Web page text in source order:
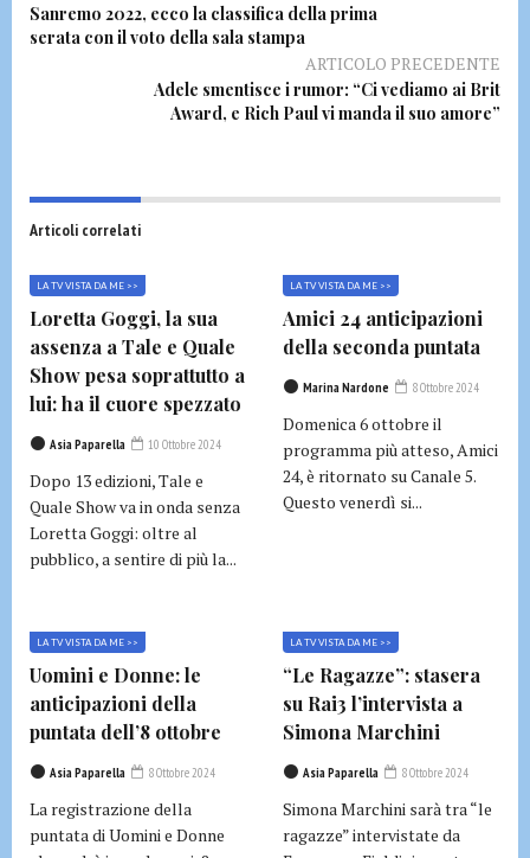
Sanremo 2022, ecco la classifica della prima
serata con il voto della sala stampa
ARTICOLO PRECEDENTE
Adele smentisce i rumor: “Ci vediamo ai Brit
Award, e Rich Paul vi manda il suo amore”
Articoli correlati
LA TV VISTA DA ME >>
Loretta Goggi, la sua
assenza a Tale e Quale
Show pesa soprattutto a
lui: ha il cuore spezzato
Asia Paparella 10 Ottobre 2024
Dopo 13 edizioni, Tale e
Quale Show va in onda senza
Loretta Goggi: oltre al
pubblico, a sentire di più la...
LA TV VISTA DA ME >>
Amici 24 anticipazioni
della seconda puntata
Marina Nardone 8 Ottobre 2024
Domenica 6 ottobre il
programma più atteso, Amici
24, è ritornato su Canale 5.
Questo venerdì si...
LA TV VISTA DA ME >>
Uomini e Donne: le
anticipazioni della
puntata dell’8 ottobre
Asia Paparella 8 Ottobre 2024
La registrazione della
puntata di Uomini e Donne
LA TV VISTA DA ME >>
“Le Ragazze”: stasera
su Rai3 l’intervista a
Simona Marchini
Asia Paparella 8 Ottobre 2024
Simona Marchini sarà tra “le
ragazze” intervistate da